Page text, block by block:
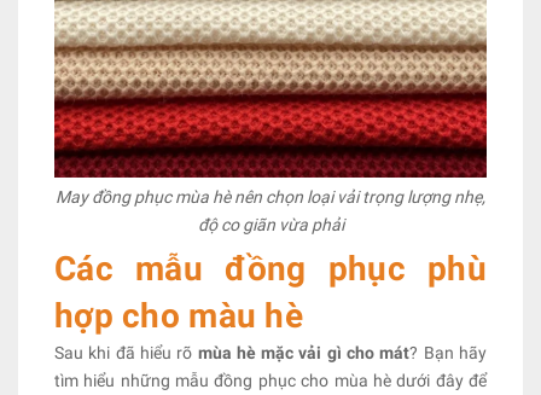
May đồng phục mùa hè nên chọn loại vải trọng lượng nhẹ,
độ co giãn vừa phải
Các mẫu đồng phục phù
hợp cho màu hè
Sau khi đã hiểu rõ mùa hè mặc vải gì cho mát? Bạn hãy
tìm hiểu những mẫu đồng phục cho mùa hè dưới đây để